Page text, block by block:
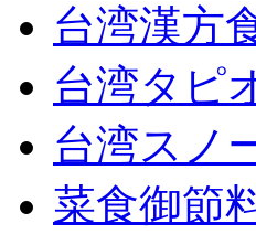
台湾漢方
台湾タピ
台湾スノ
菜食御節